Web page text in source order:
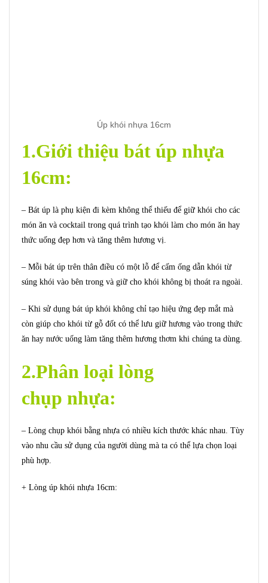
Úp khói nhựa 16cm
1.Giới thiệu bát úp nhựa
16cm:
– Bát úp là phụ kiện đi kèm không thể thiếu để giữ khói cho các
món ăn và cocktail trong quá trình tạo khói làm cho món ăn hay
thức uống đẹp hơn và tăng thêm hương vị.
– Mỗi bát úp trên thân điều có một lỗ để cấm ống dẫn khói từ
súng khói vào bên trong và giữ cho khói không bị thoát ra ngoài.
– Khi sử dụng bát úp khói không chỉ tạo hiệu ứng đẹp mắt mà
còn giúp cho khói từ gỗ đốt có thể lưu giữ hương vào trong thức
ăn hay nước uống làm tăng thêm hương thơm khi chúng ta dùng.
2.Phân loại lòng
chụp nhựa:
– Lòng chụp khói bằng nhựa có nhiều kích thước khác nhau. Tùy
vào nhu cầu sử dụng của người dùng mà ta có thể lựa chọn loại
phù hợp.
+ Lòng úp khói nhựa 16cm: